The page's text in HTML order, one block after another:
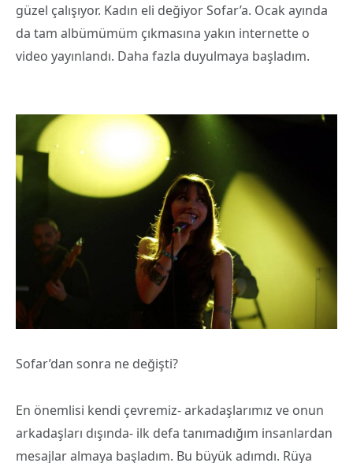
güzel çalışıyor. Kadın eli değiyor Sofar’a. Ocak ayında
da tam albümümüm çıkmasına yakın internette o
video yayınlandı. Daha fazla duyulmaya başladım.
Sofar’dan sonra ne değişti?
En önemlisi kendi çevremiz- arkadaşlarımız ve onun
arkadaşları dışında- ilk defa tanımadığım insanlardan
mesajlar almaya başladım. Bu büyük adımdı. Rüya